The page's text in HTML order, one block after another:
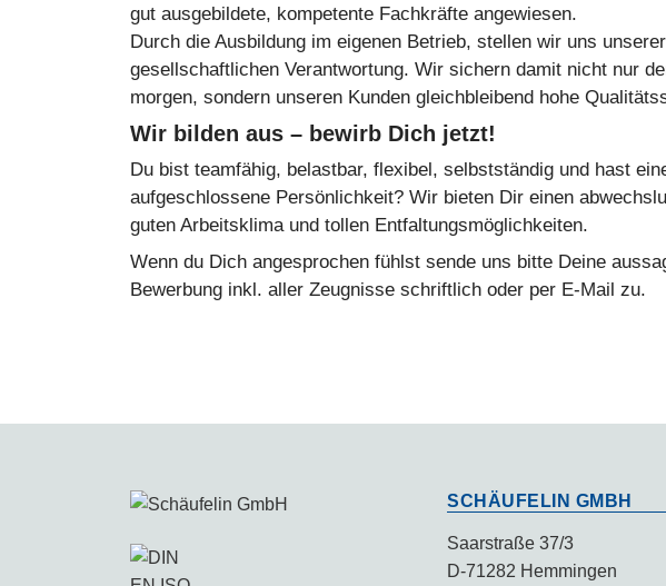
gut ausgebildete, kompetente Fachkräfte angewiesen.
Durch die Ausbildung im eigenen Betrieb, stellen wir uns
gesellschaftlichen Verantwortung. Wir sichern damit nicht nur
morgen, sondern unseren Kunden gleichbleibend hohe
Wir bilden aus – bewirb Dich jetzt!
Du bist teamfähig, belastbar, flexibel, selbstständig und hast
aufgeschlossene Persönlichkeit? Wir bieten Dir einen
guten Arbeitsklima und tollen Entfaltungsmöglichkeiten.
Wenn du Dich angesprochen fühlst sende uns bitte Deine
Bewerbung inkl. aller Zeugnisse schriftlich oder per E-Mail zu.
SCHÄUFELIN GMBH
Saarstraße 37/3
D-71282 Hemmingen